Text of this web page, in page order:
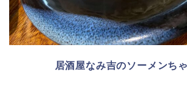
居酒屋なみ吉のソーメンち